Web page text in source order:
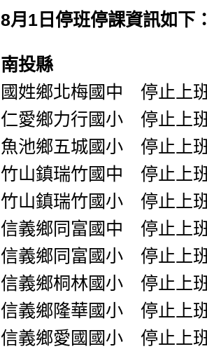
8月1日停班停課資訊如下：
南投縣
國姓鄉北梅國中 停止上
仁愛鄉力行國小 停止上
魚池鄉五城國小 停止上
竹山鎮瑞竹國中 停止上
竹山鎮瑞竹國小 停止上
信義鄉同富國中 停止上
信義鄉同富國小 停止上
信義鄉桐林國小 停止上
信義鄉隆華國小 停止上
信義鄉愛國國小 停止上